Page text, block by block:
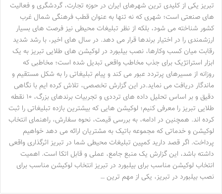
تبریز یکی از کلیدی ترین شهرهای ایران در حوزه تجارت، گردشگری و فعالیت
های صنعتی است؛ شهری که نه تنها به عنوان قطب فرهنگی شمال غرب
کشور شناخته می شود، بلکه از نظر تبلیغات محیطی نیز فرصت های بسیار
ارزشمندی را در اختیار برندها قرار می دهد. در سال های اخیر، با رشد شدید
رقابت میان کسب وکارها، نصب بیلبورد در لوکیشن های طلایی تبریز به یک
ابزار استراتژیک برای جذب مخاطب واقعی تبدیل شده است؛ مخاطبی که
روزانه از مسیرهای پرتردد عبور می کند و پیام تبلیغاتی را به شکل مستقیم و
ماندگار دریافت می نماید.در این گزارش تخصصی، تلاش کرده ایم با نگاهی
دقیق و بر اساس تحلیل داده های ترددی و تجربیات برندهای بزرگ، ۱۰ نقطه
طلایی تبریز را معرفی کنیم؛ لوکیشن هایی که بیشترین بازده تبلیغاتی را ثبت
کرده اند. همچنین در ادامه، به بررسی قیمت، نحوه سفارش، راهنمای انتخاب
لوکیشن و خدماتی که مجموعه باتیک به مشتریان ارائه می دهد خواهیم
پرداخت. اگر قصد دارید کمپین تبلیغات محیطی شما در تبریز اثرگذاری واقعی
داشته باشد، این گزارش یک منبع جامع، عملی و قابل اتکا است. اهمیت
انتخاب لوکیشن مناسب برای بیلبورد در تبریز انتخاب لوکیشن مناسب برای
نصب بیلبورد در تبریز، یکی از مهم ترین …